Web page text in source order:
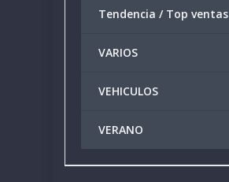
Tendencia / Top ventas
VARIOS
VEHICULOS
VERANO